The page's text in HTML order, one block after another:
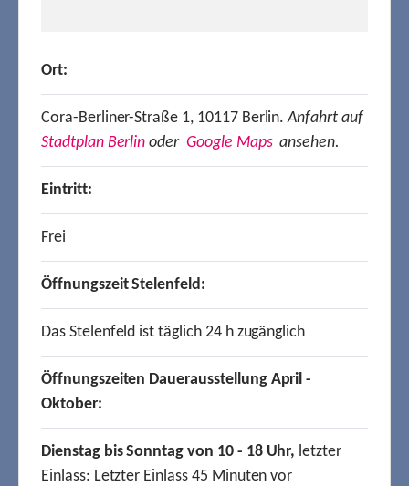
Ort:
Cora-Berliner-Straße 1, 10117 Berlin.Anfahrt auf
Stadtplan Berlin oder Google Mapsansehen.
Eintritt:
Frei
Öffnungszeit Stelenfeld:
Das Stelenfeld ist täglich 24 h zugänglich
Öffnungszeiten Dauerausstellung April -
Oktober:
Dienstag bis Sonntag von 10 - 18 Uhr, letzter
Einlass: Letzter Einlass 45 Minuten vor